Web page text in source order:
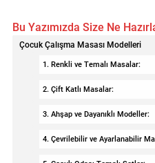
Bu Yazımızda Size Ne
Çocuk Çalışma Masası Modelleri
1. Renkli ve Temalı Masalar:
2. Çift Katlı Masalar:
3. Ahşap ve Dayanıklı Modeller:
4. Çevrilebilir ve Ayarlanabilir